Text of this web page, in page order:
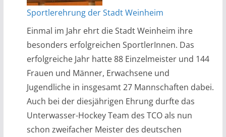
Sportlerehrung der Stadt Weinheim
Einmal im Jahr ehrt die Stadt Weinheim ihre
besonders erfolgreichen SportlerInnen. Das
erfolgreiche Jahr hatte 88 Einzelmeister und 144
Frauen und Männer, Erwachsene und
Jugendliche in insgesamt 27 Mannschaften dabei.
Auch bei der diesjährigen Ehrung durfte das
Unterwasser-Hockey Team des TCO als nun
schon zweifacher Meister des deutschen